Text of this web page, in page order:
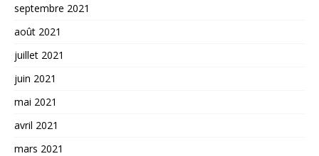
septembre 2021
août 2021
juillet 2021
juin 2021
mai 2021
avril 2021
mars 2021